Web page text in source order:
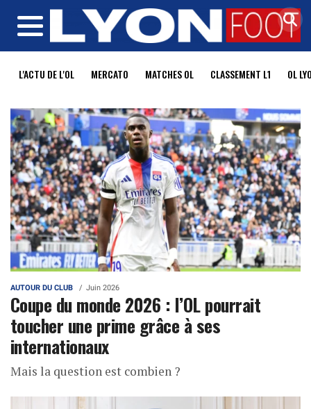
MENU
L'ACTU DE L'OL MERCATO MATCHES OL CLASSEMENT L1 OL
AUTOUR DU CLUB Juin 2026
Coupe du monde 2026 : l’OL pourrait
toucher une prime grâce à ses
internationaux
Mais la question est combien ?